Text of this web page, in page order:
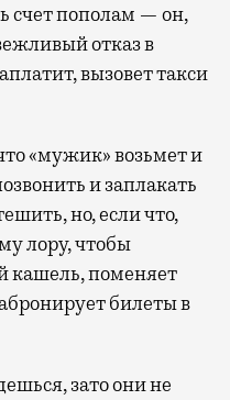
счет пополам — он,
отказ в
вызовет такси
«мужик» возьмет и
и заплакать
но, если что,
лору, чтобы
кашель, поменяет
билеты в
зато они не